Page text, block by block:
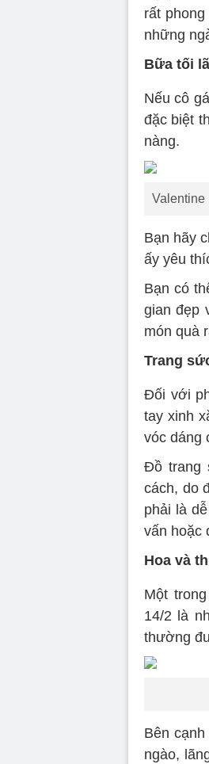
rất
những
Bữa tối
Nếu cô
đặc biệt
nàng.
Valentine
Bạn hãy
ấy yêu
Bạn có
gian đẹp
món quà
Trang
Đối với
tay xinh
vóc dáng
Đồ trang
cách, do
phải là
vấn hoặc
Hoa và
Một
14/2 là
thường
Bên
ngào,